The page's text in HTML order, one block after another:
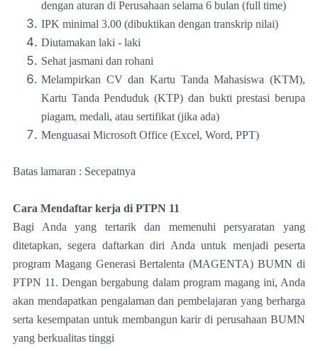
dengan aturan di Perusahaan selama 6 bulan (full time)
IPK minimal 3.00 (dibuktikan dengan transkrip nilai)
Diutamakan laki - laki
Sehat jasmani dan rohani
Melampirkan CV dan Kartu Tanda Mahasiswa (KTM),
Kartu Tanda Penduduk (KTP) dan bukti prestasi berupa
piagam, medali, atau sertifikat (jika ada)
Menguasai Microsoft Office (Excel, Word, PPT)
Batas lamaran : Secepatnya
Cara Mendaftar kerja di PTPN 11
Bagi Anda yang tertarik dan memenuhi persyaratan yang
ditetapkan, segera daftarkan diri Anda untuk menjadi peserta
program Magang Generasi Bertalenta (MAGENTA) BUMN di
PTPN 11. Dengan bergabung dalam program magang ini, Anda
akan mendapatkan pengalaman dan pembelajaran yang berharga
serta kesempatan untuk membangun karir di perusahaan BUMN
yang berkualitas tinggi